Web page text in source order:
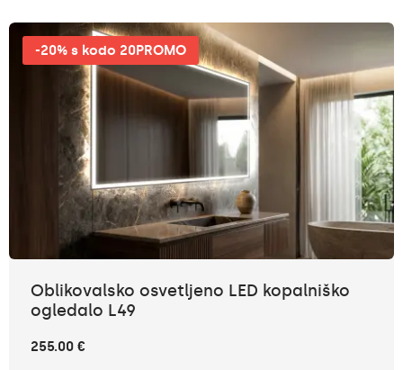
-20% s kodo 20PROMO
Oblikovalsko osvetljeno LED kopalniško
ogledalo L49
255.00 €